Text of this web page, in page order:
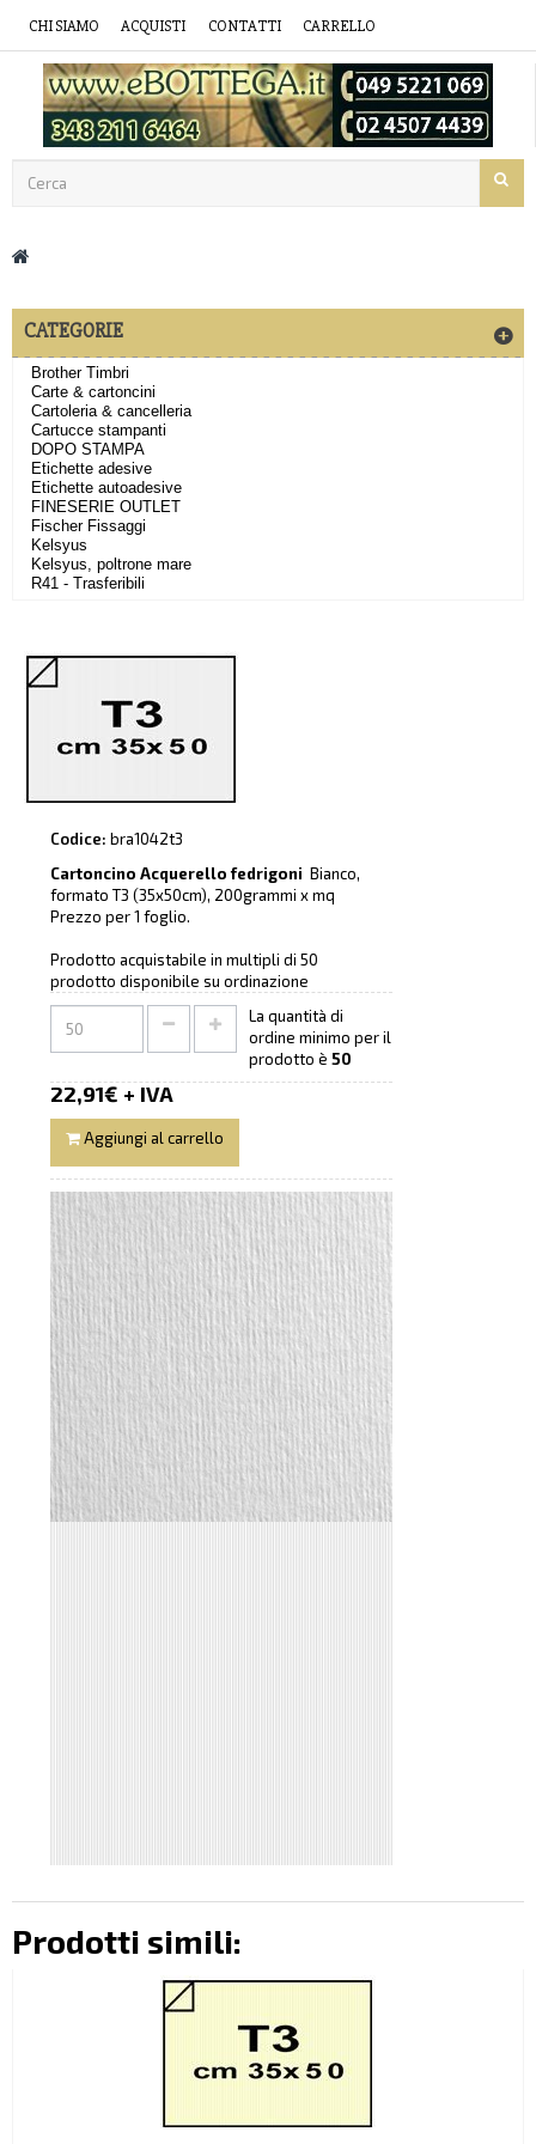
CHI SIAMO ACQUISTI CONTATTI CARRELLO
CATEGORIE
Brother Timbri
Carte & cartoncini
Cartoleria & cancelleria
Cartucce stampanti
DOPO STAMPA
Etichette adesive
Etichette autoadesive
FINESERIE OUTLET
Fischer Fissaggi
Kelsyus
Kelsyus, poltrone mare
R41 - Trasferibili
Codice: bra1042t3
Cartoncino Acquerello fedrigoni Bianco,
formato T3 (35x50cm), 200grammi x mq
Prezzo per 1 foglio.
Prodotto acquistabile in multipli di 50
prodotto disponibile su ordinazione
La quantità di
ordine minimo per il
prodotto è 50
22,91€ + IVA
Aggiungi al carrello
Prodotti simili: